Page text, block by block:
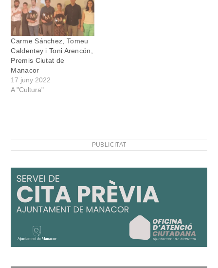
plaer de tenir avui entre
nosaltres”, explicà l'actor
Joan Miquel Artigues…
Carme Sánchez, Tomeu
Caldentey i Toni Arencón,
Premis Ciutat de
Manacor
17 juny 2022
A "Cultura"
PUBLICITAT